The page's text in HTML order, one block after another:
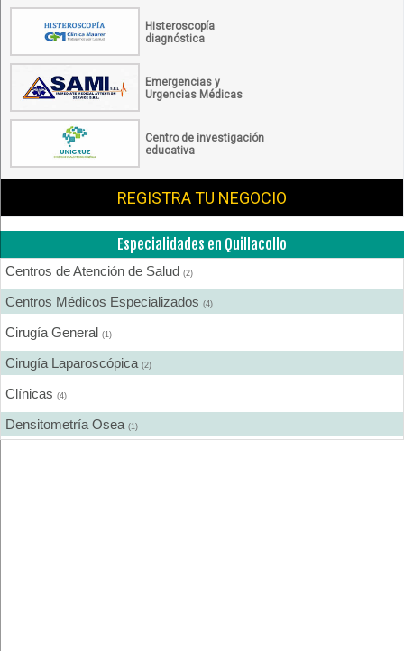
Histeroscopía
diagnóstica
Emergencias y
Urgencias Médicas
Centro de investigación
educativa
REGISTRA TU NEGOCIO
Especialidades en Quillacollo
Centros de Atención de Salud (2)
Centros Médicos Especializados (4)
Cirugía General (1)
Cirugía Laparoscópica (2)
Clínicas (4)
Densitometría Osea (1)